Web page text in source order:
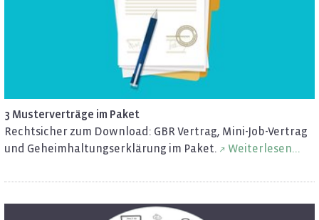
3 Mus­ter­ver­trä­ge im Paket
Recht­si­cher zum Down­load: GBR Ver­trag, Mi­ni-Job-Ver­trag
und Ge­heim­hal­tungs­er­klä­rung im Paket.
Wei­ter­le­sen...